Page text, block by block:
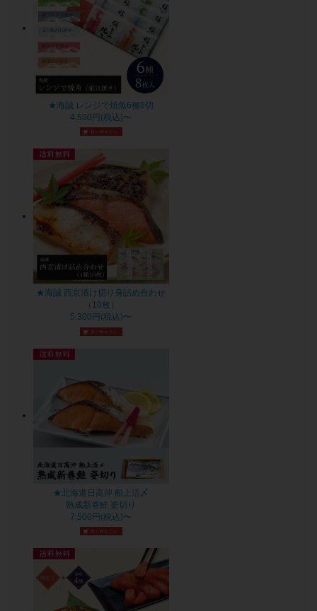
★海誠 レンジで焼魚6種8切
4,500円(税込)〜
★海誠 西京漬け切り身詰め合わせ
（10枚）
5,300円(税込)〜
★北海道日高沖 船上活〆
熟成新巻鮭 姿切り
7,500円(税込)〜